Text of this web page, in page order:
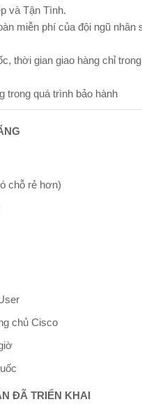
và Tận Tình.
miễn phí của đội ngũ nhân
thời gian giao hàng chỉ
quá trình bảo hành
chỗ rẻ hơn)
chủ Cisco
ĐÃ TRIỂN KHAI